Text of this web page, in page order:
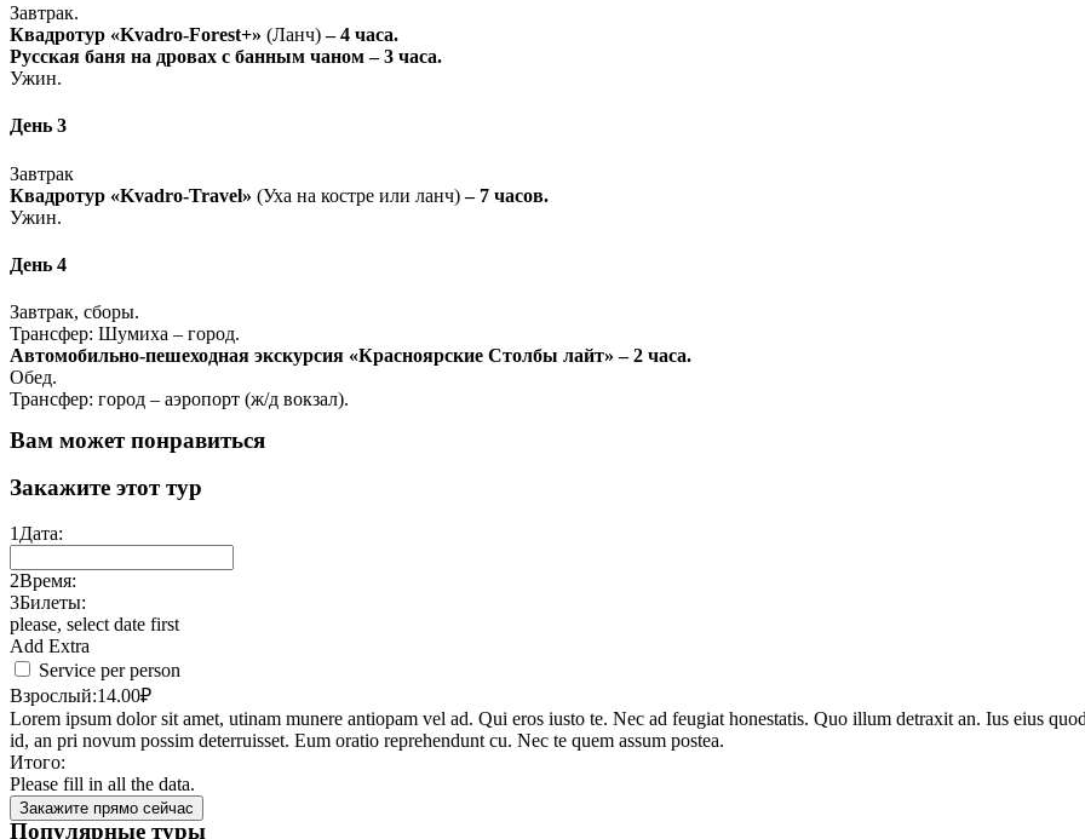
Завтрак.
Квадротур «Kvadro-Forest+» (Ланч)– 4 часа.
Русская баня на дровах с банным чаном – 3 часа.
Ужин.
День 3
Завтрак
Квадротур «Kvadro-Travel» (Уха на костре или ланч)– 7 часов.
Ужин.
День 4
Завтрак, сборы.
Трансфер: Шумиха – город.
Автомобильно-пешеходная экскурсия «Красноярские Столбы лайт» – 2 часа.
Обед.
Трансфер: город – аэропорт (ж/д вокзал).
Вам может понравиться
Закажите этот тур
1Дата:
2Время:
3Билеты:
please, select date first
Add Extra
Service per person
Взрослый:14.00₽
Lorem ipsum dolor sit amet, utinam munere antiopam vel ad. Qui eros iusto te. Nec ad feugiat honestatis. Quo illum detraxit an. Ius eius
id, an pri novum possim deterruisset. Eum oratio reprehendunt cu. Nec te quem assum postea.
Итого:
Please fill in all the data.
Закажите прямо сейчас
Популярные туры